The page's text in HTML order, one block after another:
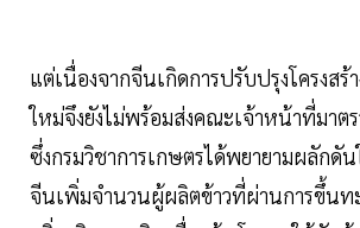
แต่เนื่องจากจีนเกิดการปรับปรุงโครงสร้
ใหม่จึงยังไม่พร้อมส่งคณะเจ้าหน้าที่มาต
ซึ่งกรมวิชาการเกษตรได้พยายามผลักดั
จีนเพิ่มจำนวนผู้ผลิตข้าวที่ผ่านการขึ้นท